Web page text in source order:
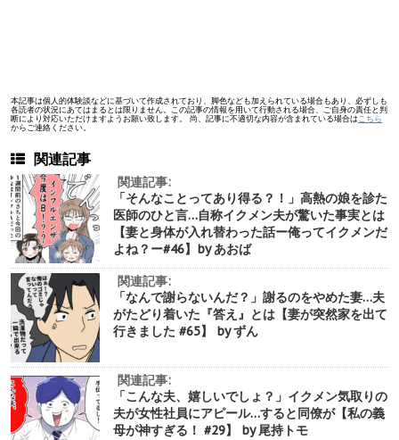
本記事は個人的体験談などに基づいて作成されており、脚色なども加えられている場合もあり、必ずしも
各読者の状況にあてはまるとは限りません。この記事の情報を用いて行動される場合、ご自身の責任と判
断により対応いただけますようお願い致します。 尚、記事に不適切な内容が含まれている場合は こちら
からご連絡ください。
関連記事
関連記事:
「そんなことってあり得る？！」高熱の娘を診た
医師のひと言…自称イクメン夫が驚いた事実とは
【妻と身体が入れ替わった話ー俺ってイクメンだ
よね？ー#46】by あおば
関連記事:
「なんで謝らないんだ？」謝るのをやめた妻…夫
がたどり着いた『答え』とは【妻が突然家を出て
行きました #65】 by ずん
関連記事:
「こんな夫、嬉しいでしょ？」イクメン気取りの
夫が女性社員にアピール…すると同僚が【私の義
母が神すぎる！ #29】 by 尾持トモ